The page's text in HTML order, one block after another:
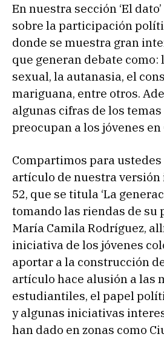
En nuestra sección ‘El
sobre la participación
donde se muestra gran
que generan debate como:
sexual, la autanasia, el
mariguana, entre otros.
algunas cifras de los temas
preocupan a los jóvenes en
Compartimos para
artículo de nuestra
52, que se titula ‘La
tomando las riendas de su
María Camila Rodríguez,
iniciativa de los jóvenes
aportar a la construcción
artículo hace alusión a las
estudiantiles, el papel
y algunas iniciativas
han dado en zonas como